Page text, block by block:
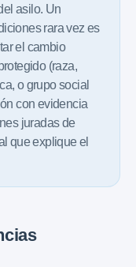
asilo. Un
rara vez es
el cambio
(raza,
o grupo social
con evidencia
juradas de
que explique el